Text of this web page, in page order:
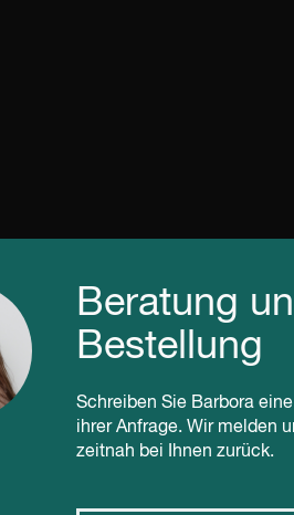
Beratung
Bestellung
Schreiben Sie Barbora
ihrer Anfrage. Wir melden
zeitnah bei Ihnen zurück.